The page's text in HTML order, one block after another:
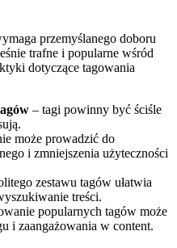
przemyślanego doboru
trafne i popularne wśród
dotyczące tagowania
– tagi powinny być ściśle
może prowadzić do
i zmniejszenia użyteczności
zestawu tagów ułatwia
treści.
popularnych tagów może
i zaangażowania w content.